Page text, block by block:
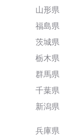
山形県
福島県
茨城県
栃木県
群馬県
千葉県
新潟県
兵庫県